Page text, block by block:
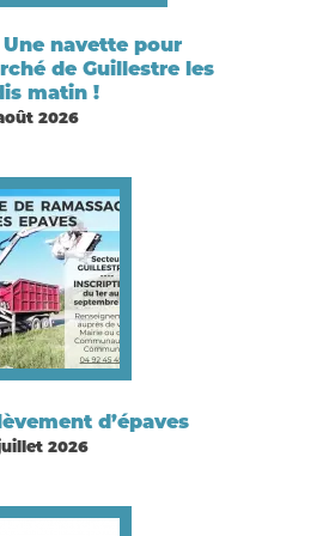
Une navette pour
de Guillestre les
matin !
2026
d’épaves
2026